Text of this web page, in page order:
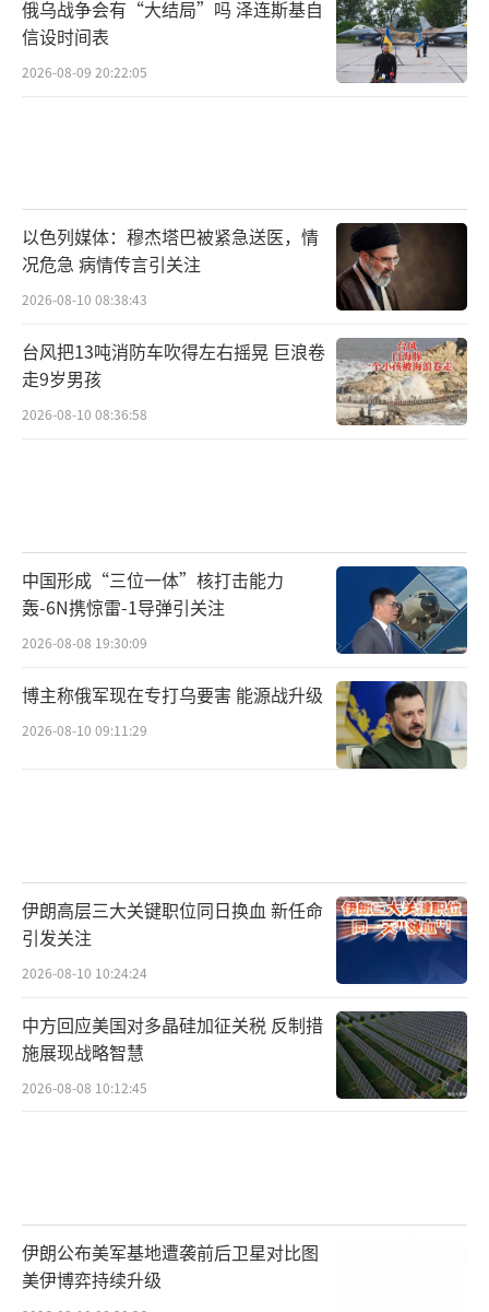
俄乌战争会有“大结局”吗 泽连斯基自
信设时间表
2026-08-09 20:22:05
以色列媒体：穆杰塔巴被紧急送医，情
况危急 病情传言引关注
2026-08-10 08:38:43
台风把13吨消防车吹得左右摇晃 巨浪卷
走9岁男孩
2026-08-10 08:36:58
中国形成“三位一体”核打击能力
轰-6N携惊雷-1导弹引关注
2026-08-08 19:30:09
博主称俄军现在专打乌要害 能源战升级
2026-08-10 09:11:29
伊朗高层三大关键职位同日换血 新任命
引发关注
2026-08-10 10:24:24
中方回应美国对多晶硅加征关税 反制措
施展现战略智慧
2026-08-08 10:12:45
伊朗公布美军基地遭袭前后卫星对比图
美伊博弈持续升级